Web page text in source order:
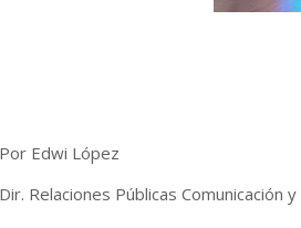
Por Edwi López
Dir. Relaciones Públicas Comunicación